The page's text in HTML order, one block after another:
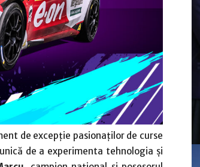
de excepție pasionaților de curse
de a experimenta tehnologia și